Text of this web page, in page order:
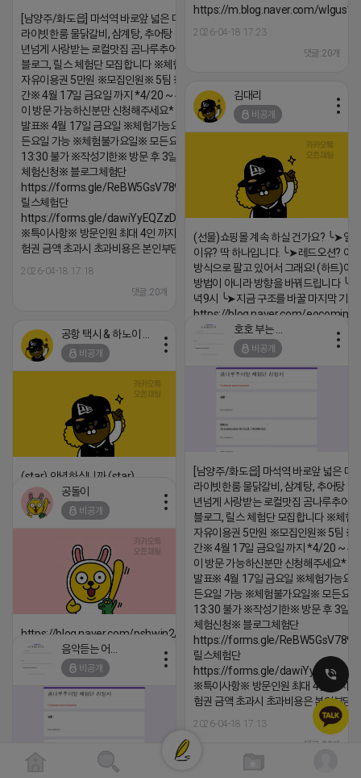
https://m.blog.naver.com/
2026-04-18 17:23
댓글:20개
[남양주/화도읍] 마석역 바로앞 넓은 매장과, 프
라이빗한룸 물닭갈비, 삼계탕, 추어탕 맛집 10
년넘게 사랑받는 로컬맛집 곰나루추어탕에서
블로그, 릴스 체험단 모집합니다 ※체험메뉴※
자유이용권 5만원 ※모집인원※ 5팀 ※모집기
간※ 4월 17일 금요일 까지 *4/20 ~ 4/26 사
이 방문 가능하신분만 신청해주세요* ※체험단
발표※ 4월 17일 금요일 ※체험가능요일※ 모
든요일 가능 ※체험불가요일※ 모든요일 12 ~
13:30 불가 ※작성기한※ 방문 후 3일 이내 ※
체험신청※ 블로그체험단
https://forms.gle/ReBW5GsV789ur2Pz6
릴스체험단
https://forms.gle/dawiYyEQZzDdqf8W8
※특이사항※ 방문인원 최대 4인 까지 가능 체
험권 금액 초과시 초과비용은 본인부담입니다.
2026-04-18 17:18
댓글:20개
김대리
비공개
(선물)쇼핑몰 계속 하실 건가요? ╰➤열
이유? 딱 하나입니다. ╰➤레드오션? 아
방식으로 팔고 있어서 그래요! (하트)이
방법이 아니라 방향을 바꿔드립니다
녁9시 ╰➤지금 구조를 바꿀 마지막 기회
https://blog.naver.com/eocomim/
2026-04-18 17:15
비공개
[남양주/화도읍] 마석역 바로앞 넓은 매
라이빗한룸 물닭갈비, 삼계탕, 추어탕 맛
년넘게 사랑받는 로컬맛집 곰나루추어
블로그, 릴스 체험단 모집합니다 ※체험
자유이용권 5만원 ※모집인원※ 5팀 ※
간※ 4월 17일 금요일 까지 *4/20 ~ 4/
이 방문 가능하신분만 신청해주세요* ※
발표※ 4월 17일 금요일 ※체험가능요
든요일 가능 ※체험불가요일※ 모든요
13:30 불가 ※작성기한※ 방문 후 3일
체험신청※ 블로그체험단
https://forms.gle/
릴스체험단
https://forms.gle/
※특이사항※ 방문인원 최대 4인 까지
험권 금액 초과시 초과비용은 본인부담
2026-04-18 17:13
댓글:20개
비공개
(star) 안녕하십니까 (star)
2026-04-18 17:12
공돌이
비공개
https://blog.naver.com/pshwin2/224023970047
2026-04-18 17:12
비공개